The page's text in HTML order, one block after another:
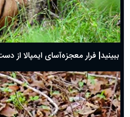
ببینید| فرار معجزه‌آسای ایمپالا از